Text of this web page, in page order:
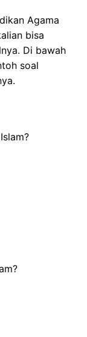
Agama
bisa
Di bawah
soal